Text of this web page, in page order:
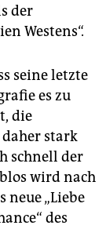
der
Westens“.
seine letzte
es zu
die
daher stark
schnell der
wird nach
„Liebe
des